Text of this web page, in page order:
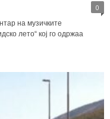
0
на музичките
лето“ кој го одржаа